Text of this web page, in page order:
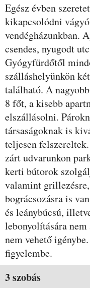
Leírás
Egész évben
kikapcsolódni
vendégházunkban.
csendes, nyugodt
Gyógyfürdőtől
szálláshelyünkön
található. A
8 főt, a kisebb
elszállásolni.
társaságoknak is
teljesen
zárt udvarunkon
kerti bútorok
valamint grillezésre,
bográcsozásra is
és leánybúcsú,
lebonyolítására
nem vehető
figyelembe.
Szobák és árak
3 szobás